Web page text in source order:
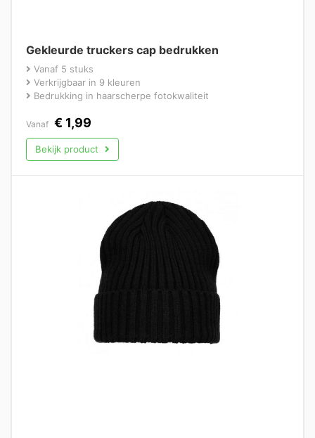
Gekleurde truckers cap bedrukken
Vanaf 5 stuks
Verkrijgbaar in 9 kleuren
Bedrukking in haarscherpe fotokwaliteit
Vanaf € 1,99
Bekijk product